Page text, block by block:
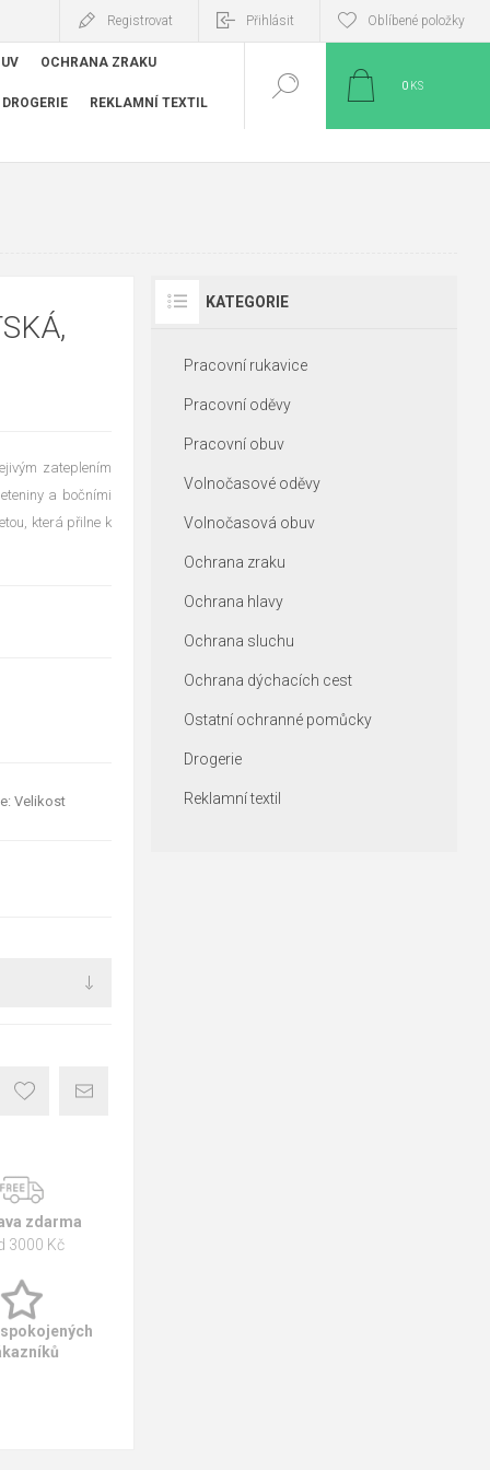
Registrovat Přihlásit Oblíbené položky
OCHRANA ZRAKU
DROGERIE REKLAMNÍ TEXTIL
0 KS
zateplením
a bočními
která přilne k
Velikost
zdarma
3000 Kč
KATEGORIE
Pracovní rukavice
Pracovní oděvy
Pracovní obuv
Volnočasové oděvy
Volnočasová obuv
Ochrana zraku
Ochrana hlavy
Ochrana sluchu
Ochrana dýchacích cest
Ostatní ochranné pomůcky
Drogerie
Reklamní textil